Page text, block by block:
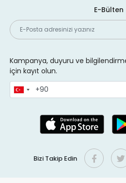
E-Bülten
Kampanya, duyuru ve
için kayıt olun.
Bizi Takip Edin